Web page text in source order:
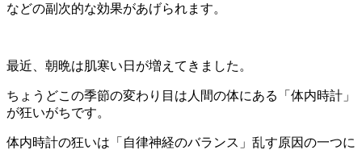
などの副次的な効果があげられます。
最近、朝晩は肌寒い日が増えてきました。
ちょうどこの季節の変わり目は人間の体にある「体内時計」
が狂いがちです。
体内時計の狂いは「自律神経のバランス」乱す原因の一つに